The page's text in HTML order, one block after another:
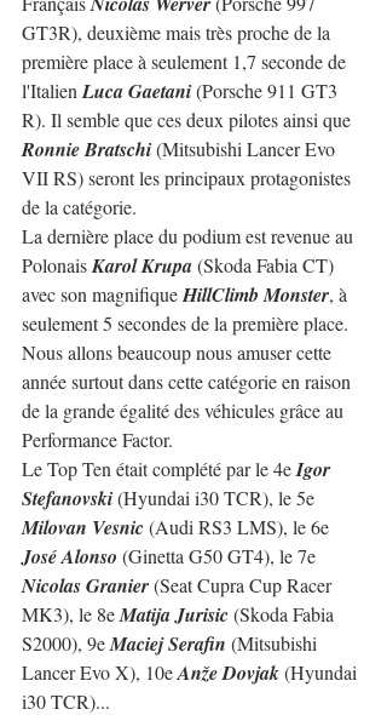
GT3R), deuxième mais très proche de la
première place à seulement 1,7 seconde de
l'Italien Luca Gaetani (Porsche 911 GT3
R). Il semble que ces deux pilotes ainsi que
Ronnie Bratschi (Mitsubishi Lancer Evo
VII RS) seront les principaux protagonistes
de la catégorie.
La dernière place du podium est revenue au
Polonais Karol Krupa (Skoda Fabia CT)
avec son magnifique HillClimb Monster, à
seulement 5 secondes de la première place.
Nous allons beaucoup nous amuser cette
année surtout dans cette catégorie en raison
de la grande égalité des véhicules grâce au
Performance Factor.
Le Top Ten était complété par le 4e Igor
Stefanovski (Hyundai i30 TCR), le 5e
Milovan Vesnic (Audi RS3 LMS), le 6e
José Alonso (Ginetta G50 GT4), le 7e
Nicolas Granier (Seat Cupra Cup Racer
MK3), le 8e Matija Jurisic (Skoda Fabia
S2000), 9e Maciej Serafin (Mitsubishi
Lancer Evo X), 10e Anže Dovjak (Hyundai
i30 TCR)...